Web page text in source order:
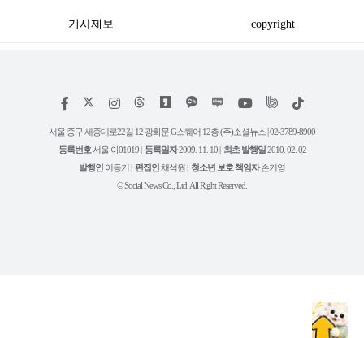
기사제보 copyright
페
스
인
타
램
위
트
유
튜
틱
서울 중구 세종대로22길 12 광화문 G스퀘어 12층 (주)소셜뉴스 | 02-3789-8900
등록번호 서울 아01019 | 등록일자2009. 11. 10 | 최초 발행일2010. 02. 02
발행인 이동기 | 편집인채석원 | 청소년 보호 책임자손기영
© Social News Co., Ltd. All Right Reserved.